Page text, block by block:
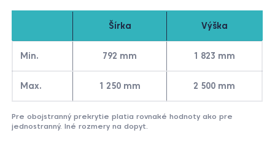
Šírka Výška
Min. 792 mm 1 823 mm
Max. 1 250 mm 2 500 mm
Pre obojstranný prekrytie platia rovnaké hodnoty ako pre
jednostranný. Iné rozmery na dopyt.